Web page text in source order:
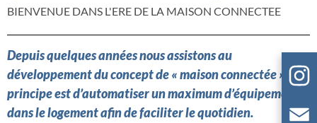
BIENVENUE DANS L'ERE DE LA MAISON CONNECTEE
Depuis quelques années nous assistons au
développement du concept de « maison connectée ». Le
principe est d’automatiser un maximum d’équipements
dans le logement afin de faciliter le quotidien.